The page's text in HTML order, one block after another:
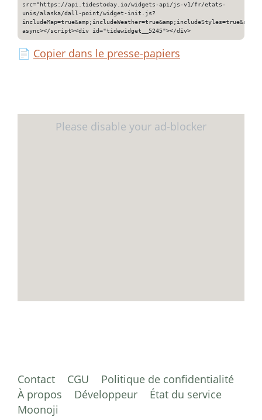
src="https://api.tidestoday.io/widgets-api/js-v1/fr/etats-
unis/alaska/dall-point/widget-init.js?
async></script><div id="tidewidget__5245"></div>
📄 Copier dans le presse-papiers
Contact CGU
Politique de confidentialité
À propos
Développeur
État du service
Moonoji